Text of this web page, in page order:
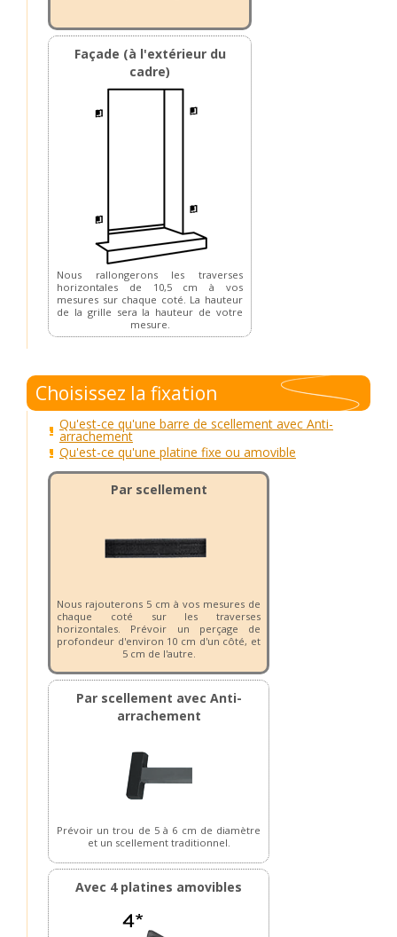
Façade (à l'extérieur du
cadre)
Nous rallongerons les traverses
horizontales de 10,5 cm à vos
mesures sur chaque coté. La hauteur
de la grille sera la hauteur de votre
mesure.
Choisissez la fixation
Qu'est-ce qu'une barre de scellement avec Anti-
arrachement
Qu'est-ce qu'une platine fixe ou amovible
Par scellement
Nous rajouterons 5 cm à vos mesures de
chaque coté sur les traverses
horizontales. Prévoir un perçage de
profondeur d'environ 10 cm d'un côté, et
5 cm de l'autre.
Par scellement avec Anti-
arrachement
Prévoir un trou de 5 à 6 cm de diamètre
et un scellement traditionnel.
Avec 4 platines amovibles